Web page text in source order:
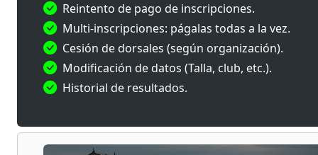
28 km |
Desde la
🥉
16 km |
La
12,43
Reintento de pago de inscripciones.
Multi-inscripciones: págalas todas a la vez.
Cesión de dorsales (según organización).
Modificación de datos (Talla, club, etc.).
Historial de resultados.